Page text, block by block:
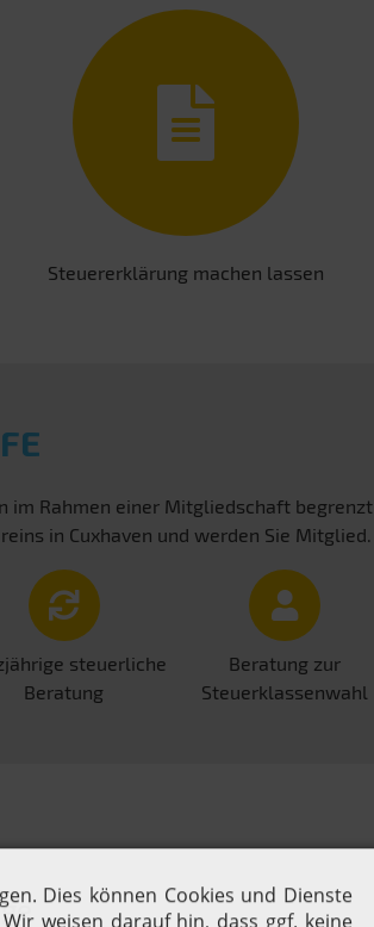
Steuererklärung machen lassen
im Rahmen einer Mitgliedschaft begrenzt
in Cuxhaven und werden Sie Mitglied.
steuerliche
Beratung
Beratung zur
Steuerklassenwahl